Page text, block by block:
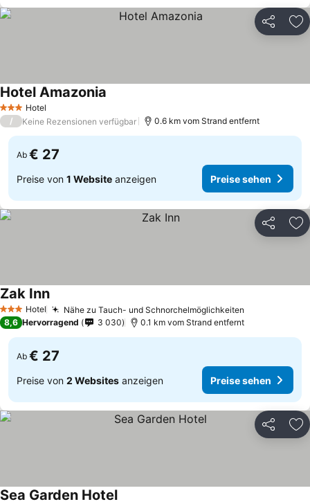
Teilen
3 SterneHotel
Hotel Amazonia
/ Keine Rezensionen verfügbar 0.6 km vom Strand entfernt
Ab € 27
Preise von 1 Website anzeigen Preise sehen
Teilen
3 SterneHotel Nähe zu Tauch- und Schnorchelmöglichkeiten
Zak Inn
8,6 Hervorragend 3 030 0.1 km vom Strand entfernt
Ab € 27
Preise von 2 Websites anzeigen Preise sehen
Teilen
Sea Garden Hotel